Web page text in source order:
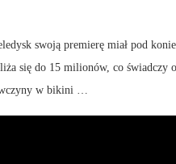
swoją premierę miał pod
się do 15 milionów, co świadczy
w bikini …